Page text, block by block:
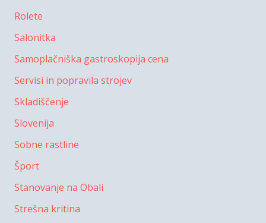
Rolete
Salonitka
Samoplačniška gastroskopija cena
Servisi in popravila strojev
Skladiščenje
Slovenija
Sobne rastline
Šport
Stanovanje na Obali
Strešna kritina